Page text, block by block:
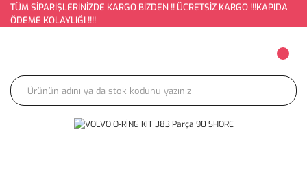
TÜM SİPARİŞLERİNİZDE KARGO BİZDEN !! ÜCRETSİZ KARGO !!!KAPIDA
ÖDEME KOLAYLIĞI !!!!